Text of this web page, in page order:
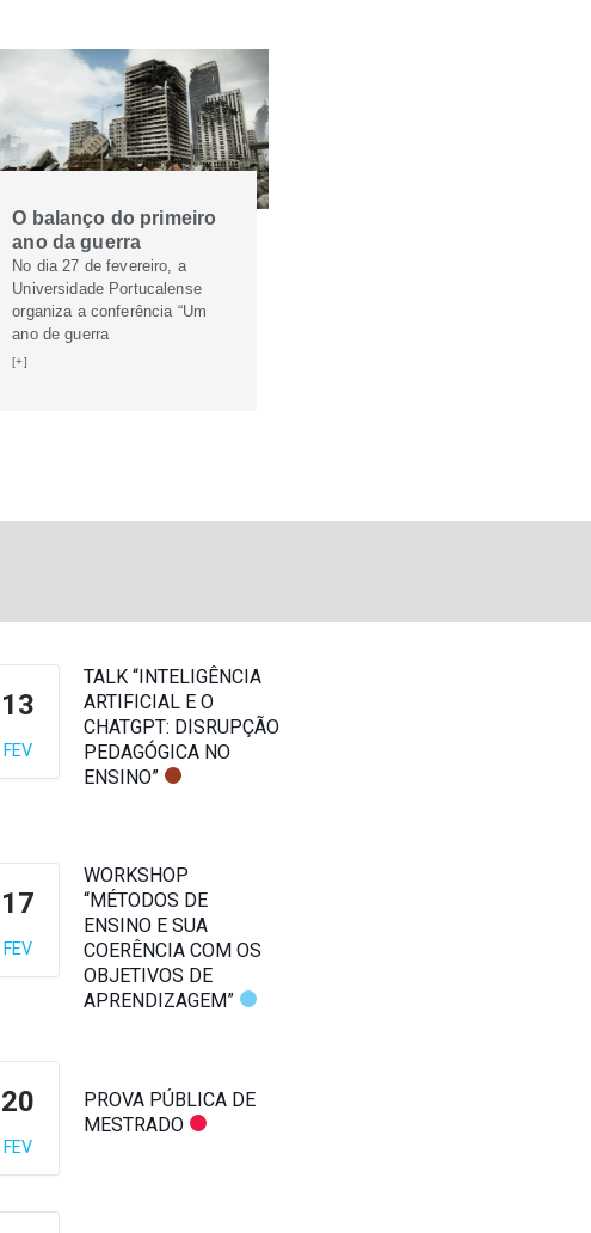
O balanço do primeiro
ano da guerra
No dia 27 de fevereiro, a
Universidade Portucalense
organiza a conferência “Um
ano de guerra
[+]
13
FEV
TALK “INTELIGÊNCIA
ARTIFICIAL E O
CHATGPT: DISRUPÇÃO
PEDAGÓGICA NO
ENSINO”
17
FEV
WORKSHOP
“MÉTODOS DE
ENSINO E SUA
COERÊNCIA COM OS
OBJETIVOS DE
APRENDIZAGEM”
20
FEV
PROVA PÚBLICA DE
MESTRADO